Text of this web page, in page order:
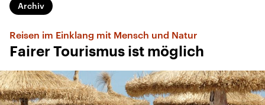
Archiv
Reisen im Einklang mit Mensch und Natur
Fairer Tourismus ist möglich